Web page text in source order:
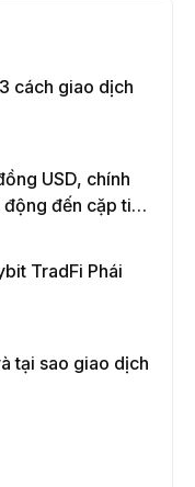
cách giao dịch
USD, chính
đến cặp tiền
TradFi Phái
tại sao giao dịch